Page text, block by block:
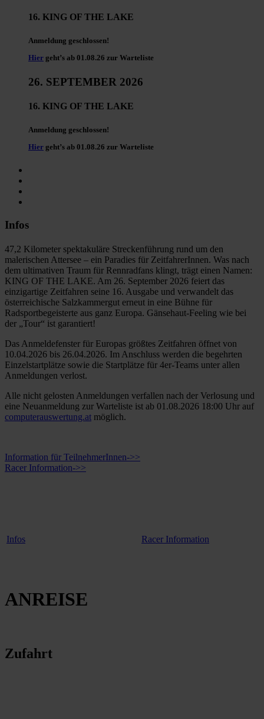
16. KING OF THE LAKE
Anmeldung geschlossen!
Hier geht’s ab 01.08.26 zur Warteliste
26. SEPTEMBER 2026
16. KING OF THE LAKE
Anmeldung geschlossen!
Hier geht’s ab 01.08.26 zur Warteliste
Infos
47,2 Kilometer spektakuläre Streckenführung rund um den
malerischen Attersee – ein Paradies für ZeitfahrerInnen. Was nach
dem ultimativen Traum für Rennradfans klingt, trägt einen Namen:
KING OF THE LAKE. Am 26. September 2026 feiert das
einzigartige Zeitfahren seine 16. Ausgabe und verwandelt das
österreichische Salzkammergut erneut in eine Bühne für
Radsportbegeisterte aus ganz Europa. Gänsehaut-Feeling wie bei
der „Tour“ ist garantiert!
Das Anmeldefenster für Europas größtes Zeitfahren öffnet von
10.04.2026 bis 26.04.2026. Im Anschluss werden die begehrten
Einzelstartplätze sowie die Startplätze für 4er-Teams unter allen
Anmeldungen verlost.
Alle nicht gelosten Anmeldungen verfallen nach der Verlosung und
eine Neuanmeldung zur Warteliste ist ab 01.08.2026 18:00 Uhr auf
computerauswertung.at möglich.
Information für TeilnehmerInnen->>
Racer Information->>
Infos Racer Information
ANREISE
Zufahrt